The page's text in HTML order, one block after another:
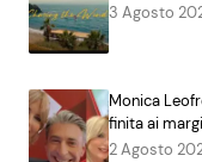
3 Agosto
Monica
finita ai
2 Agosto